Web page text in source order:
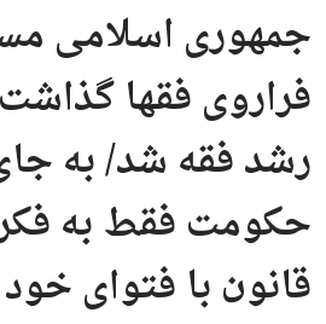
جمهوری اسلامی
فراروی فقها
رشد فقه شد/ به
حکومت فقط به
قانون با فتوای